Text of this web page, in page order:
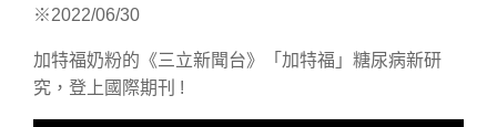
※2022/06/30
加特福奶粉的《三立新聞台》「加特福」糖尿病新研
究，登上國際期刊 !